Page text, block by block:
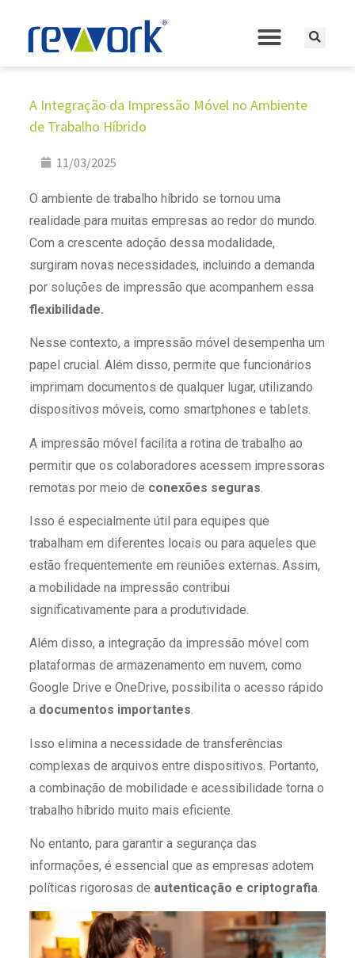
A Integração da Impressão Móvel no Ambiente
de Trabalho Híbrido
11/03/2025
O ambiente de trabalho híbrido se tornou uma
realidade para muitas empresas ao redor do mundo.
Com a crescente adoção dessa modalidade,
surgiram novas necessidades, incluindo a demanda
por soluções de impressão que acompanhem essa
flexibilidade.
Nesse contexto, a impressão móvel desempenha um
papel crucial. Além disso, permite que funcionários
imprimam documentos de qualquer lugar, utilizando
dispositivos móveis, como smartphones e tablets.
A impressão móvel facilita a rotina de trabalho ao
permitir que os colaboradores acessem impressoras
remotas por meio de conexões seguras
Isso é especialmente útil para equipes que
trabalham em diferentes locais ou para aqueles que
estão frequentemente em reuniões externas. Assim,
a mobilidade na impressão contribui
significativamente para a produtividade.
Além disso, a integração da impressão móvel com
plataformas de armazenamento em nuvem, como
Google Drive e OneDrive, possibilita o acesso rápido
a documentos importantes.
Isso elimina a necessidade de transferências
complexas de arquivos entre dispositivos. Portanto,
a combinação de mobilidade e acessibilidade torna o
trabalho híbrido muito mais eficiente.
No entanto, para garantir a segurança das
informações, é essencial que as empresas adotem
políticas rigorosas de autenticação e criptografia.